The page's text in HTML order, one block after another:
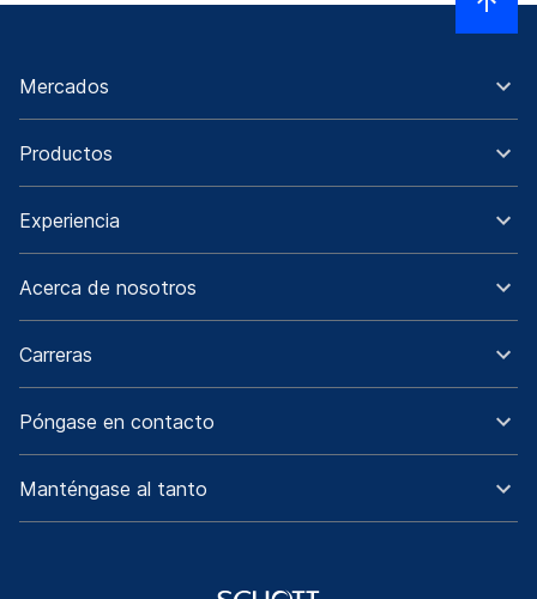
Mercados
Productos
Experiencia
Acerca de nosotros
Carreras
Póngase en contacto
Manténgase al tanto